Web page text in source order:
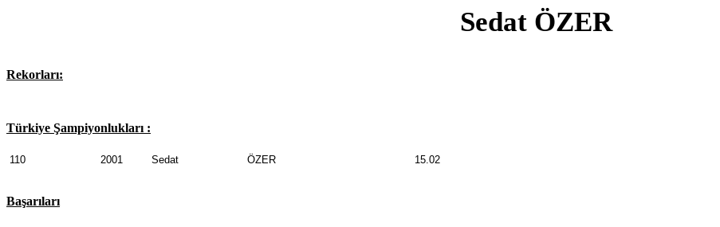
Sedat ÖZER
Rekorları:
Türkiye Şampiyonlukları :
110 2001 Sedat ÖZER 15.02
Başarıları